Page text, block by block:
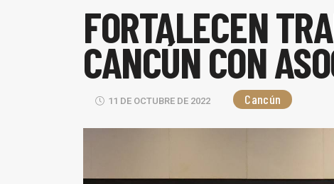
FORTALECEN
CANCÚN CON
11 DE OCTUBRE DE 2022 Cancún